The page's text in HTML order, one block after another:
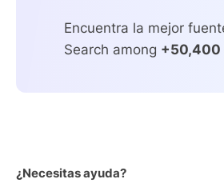
Encuentra la mejor
Search among +50,400
¿Necesitas ayuda?